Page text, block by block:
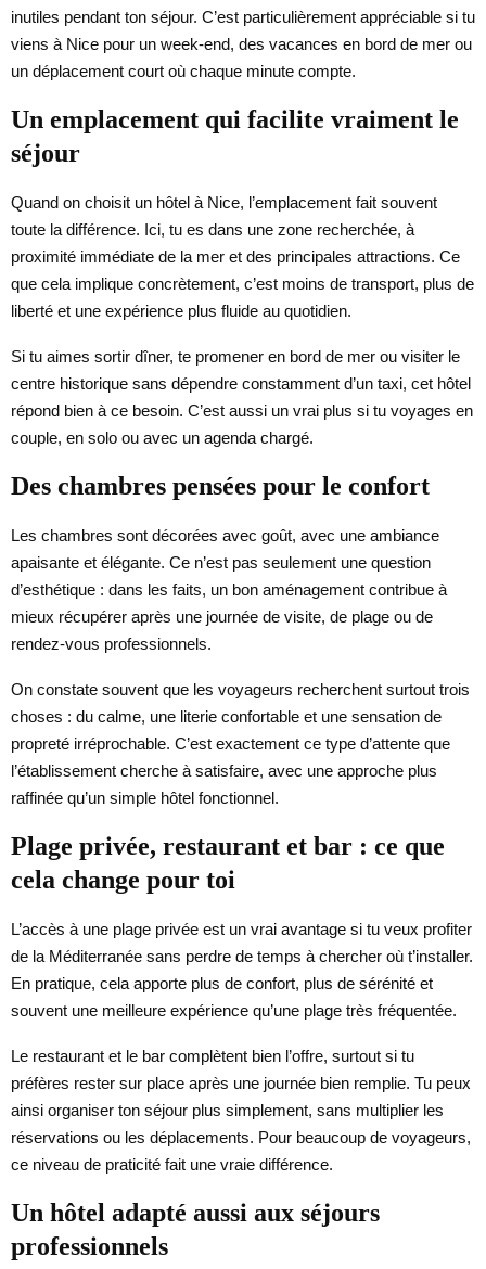
inutiles pendant ton séjour. C’est particulièrement appréciable si tu
viens à Nice pour un week-end, des vacances en bord de mer ou
un déplacement court où chaque minute compte.
Un emplacement qui facilite vraiment le
séjour
Quand on choisit un hôtel à Nice, l’emplacement fait souvent
toute la différence. Ici, tu es dans une zone recherchée, à
proximité immédiate de la mer et des principales attractions. Ce
que cela implique concrètement, c’est moins de transport, plus de
liberté et une expérience plus fluide au quotidien.
Si tu aimes sortir dîner, te promener en bord de mer ou visiter le
centre historique sans dépendre constamment d’un taxi, cet hôtel
répond bien à ce besoin. C’est aussi un vrai plus si tu voyages en
couple, en solo ou avec un agenda chargé.
Des chambres pensées pour le confort
Les chambres sont décorées avec goût, avec une ambiance
apaisante et élégante. Ce n’est pas seulement une question
d’esthétique : dans les faits, un bon aménagement contribue à
mieux récupérer après une journée de visite, de plage ou de
rendez-vous professionnels.
On constate souvent que les voyageurs recherchent surtout trois
choses : du calme, une literie confortable et une sensation de
propreté irréprochable. C’est exactement ce type d’attente que
l’établissement cherche à satisfaire, avec une approche plus
raffinée qu’un simple hôtel fonctionnel.
Plage privée, restaurant et bar : ce que
cela change pour toi
L’accès à une plage privée est un vrai avantage si tu veux profiter
de la Méditerranée sans perdre de temps à chercher où t’installer.
En pratique, cela apporte plus de confort, plus de sérénité et
souvent une meilleure expérience qu’une plage très fréquentée.
Le restaurant et le bar complètent bien l’offre, surtout si tu
préfères rester sur place après une journée bien remplie. Tu peux
ainsi organiser ton séjour plus simplement, sans multiplier les
réservations ou les déplacements. Pour beaucoup de voyageurs,
ce niveau de praticité fait une vraie différence.
Un hôtel adapté aussi aux séjours
professionnels